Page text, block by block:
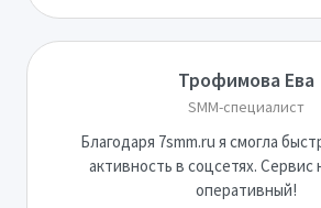
Трофимова Ева
SMM-специалист
Благодаря 7smm.ru я смогла
активность в соцсетях.
оперативный!